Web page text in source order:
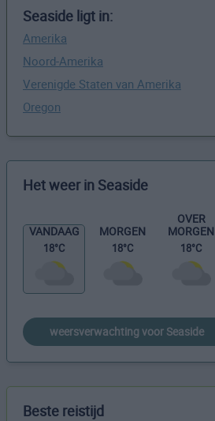
Seaside ligt in:
Amerika
Noord-Amerika
Verenigde Staten van Amerika
Oregon
Het weer in Seaside
VANDAAG
18°C
MORGEN
18°C
OVER
MORGEN
18°C
weersverwachting voor Seaside
Beste reistijd